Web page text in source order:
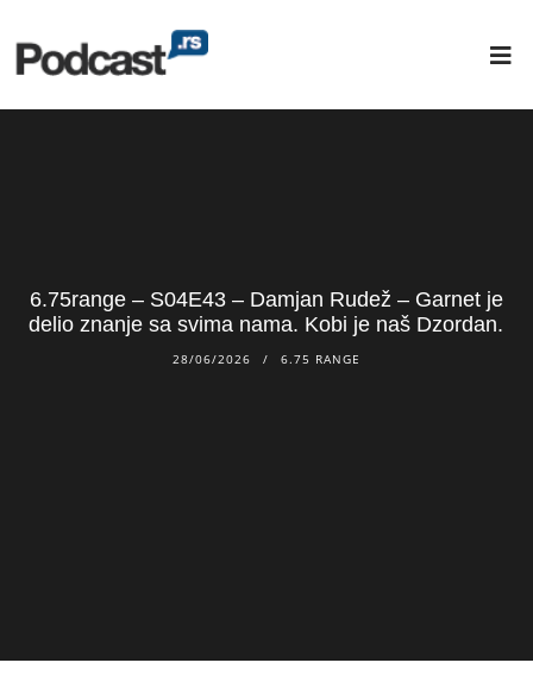
6.75range – S04E43 – Damjan Rudež – Garnet je
delio znanje sa svima nama. Kobi je naš Dzordan.
28/06/2026 6.75 RANGE